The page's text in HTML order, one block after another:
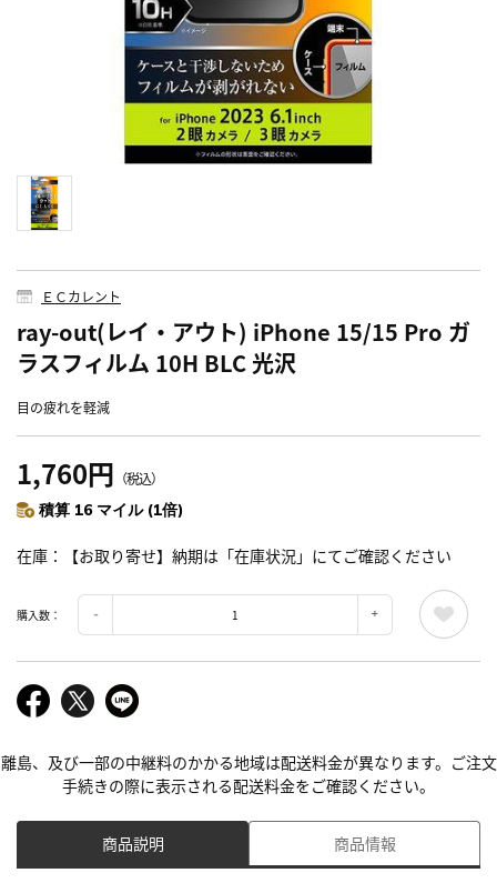
ＥＣカレント
ray-out(レイ・アウト) iPhone 15/15 Pro ガ
ラスフィルム 10H BLC 光沢
目の疲れを軽減
1,760円 （税込）
積算 16 マイル (1倍)
在庫 【お取り寄せ】納期は「在庫状況」にてご確認ください
購入数：
離島、及び一部の中継料のかかる地域は配送料金が異なります。ご注文
手続きの際に表示される配送料金をご確認ください。
商品説明 商品情報